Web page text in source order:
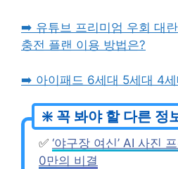
➡️ 유튜브 프리미엄 우회 대
충전 플랜 이용 방법은?
➡️ 아이패드 6세대 5세대 4
✅ ‘야구장 여신’ AI 사진
0만의 비결